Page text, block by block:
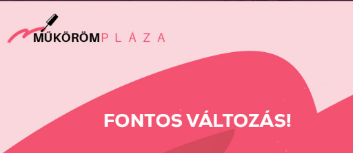
3D EFFECT KÖRÖMMATRICA A14